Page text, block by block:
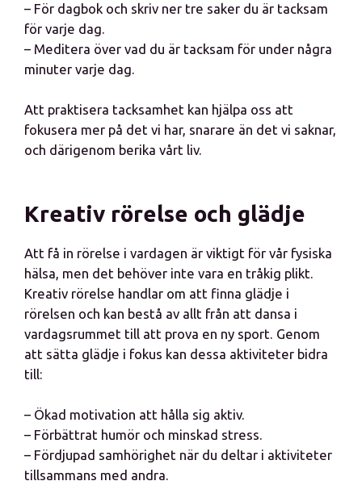
– För dagbok och skriv ner tre saker du är tacksam
för varje dag.
– Meditera över vad du är tacksam för under några
minuter varje dag.
Att praktisera tacksamhet kan hjälpa oss att
fokusera mer på det vi har, snarare än det vi saknar,
och därigenom berika vårt liv.
Kreativ rörelse och glädje
Att få in rörelse i vardagen är viktigt för vår fysiska
hälsa, men det behöver inte vara en tråkig plikt.
Kreativ rörelse handlar om att finna glädje i
rörelsen och kan bestå av allt från att dansa i
vardagsrummet till att prova en ny sport. Genom
att sätta glädje i fokus kan dessa aktiviteter bidra
till:
– Ökad motivation att hålla sig aktiv.
– Förbättrat humör och minskad stress.
– Fördjupad samhörighet när du deltar i aktiviteter
tillsammans med andra.